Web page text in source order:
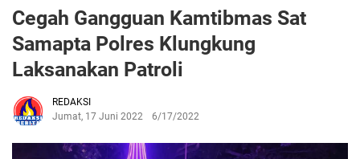
Cegah Gangguan Kamtibmas Sat
Samapta Polres Klungkung
Laksanakan Patroli
REDAKSI
Jumat, 17 Juni 2022
6/17/2022